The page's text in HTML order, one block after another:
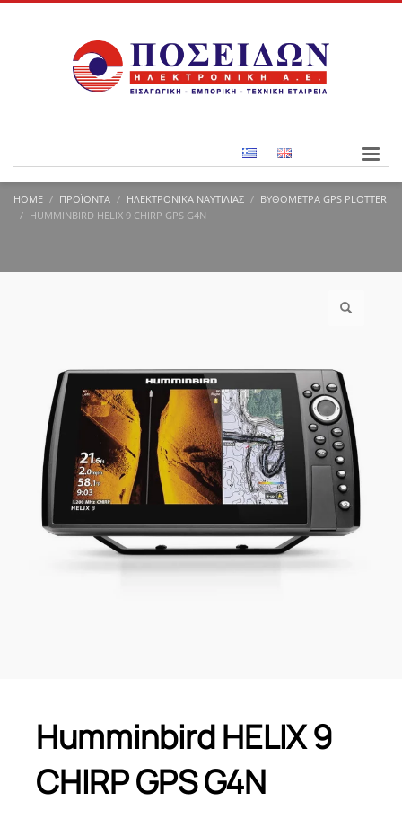
HOME ΠΡΟΪΌΝΤΑ ΗΛΕΚΤΡΟΝΙΚΆ ΝΑΥΤΙΛΊΑΣ
ΒΥΘΌΜΕΤΡΑ GPS PLOTTER
HUMMINBIRD HELIX 9 CHIRP GPS G4N
Humminbird HELIX 9
CHIRP GPS G4N